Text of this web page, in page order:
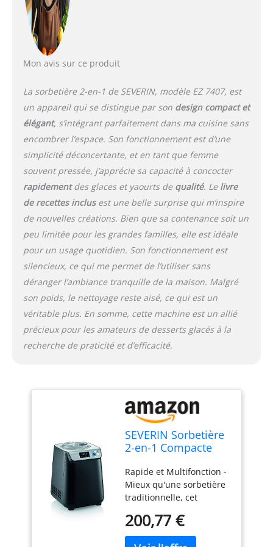
glaces ou bien des
yaourts très facilement.
De plus, le récipient d'1,2
L est amovible pour un
nettoyage facile
Utilisation et nettoyage
faciles – La yaourtière
dispose d'un affichage
digital pour le réglage du
temps et de la
température, d'un
bouton rotatif 360° avec
éclairage LED et d’un
couvercle permettant
l’ajout d’ingrédients en
cours de préparation
Livraison & Détails –
Sorbetière & yaourtière
compacte, Ustensile de
cuisine livré avec gobelet
doseur, cuillère à glace et
Garantie 2 ans – Les
produits SEVERIN sont
performants par leur
conception, leur facilité
de vie
Mon avis sur ce produit
La sorbetière 2-en-1 de SEVERIN, modèle EZ 7407, est
un appareil qui se distingue par son design compact et
élégant, s’intégrant parfaitement dans ma cuisine sans
encombrer l’espace. Son fonctionnement est d’une
simplicité déconcertante, et en tant que femme
souvent pressée, j’apprécie sa capacité à concocter
rapidementdes glaces et yaourts de qualité. Le livre
de recettes inclusest une belle surprise qui m’inspire
de nouvelles créations. Bien que sa contenance soit un
peu limitée pour les grandes familles, elle est idéale
pour un usage quotidien. Son fonctionnement est
silencieux, ce qui me permet de l’utiliser sans
déranger l’ambiance tranquille de la maison. Malgré
son poids, le nettoyage reste aisé, ce qui est un
véritable plus. En somme, cette machine est un allié
précieux pour les amateurs de desserts glacés à la
recherche de praticité et d’efficacité.
SEVERIN Sorbetière
2-en-1 Compacte
électrique et
yaourtière d'une
capacité 1,2 L,
Machine à glace
avec livre de
recettes, noir, EZ
Rapide et Multifonction -
Mieux qu'une sorbetière
traditionnelle, cet
grand qu'un format A4
prépare yaourts et glaces
200,77 €